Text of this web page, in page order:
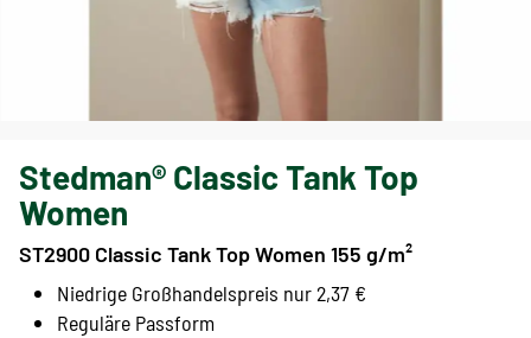
Stedman® Classic Tank Top
Women
ST2900 Classic Tank Top Women 155 g/m²
Niedrige Großhandelspreis nur 2,37 €
Reguläre Passform